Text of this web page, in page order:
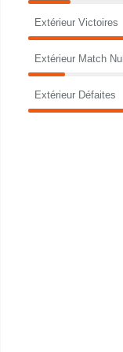
Extérieur Victoires
Extérieur Match Nul
Extérieur Défaites